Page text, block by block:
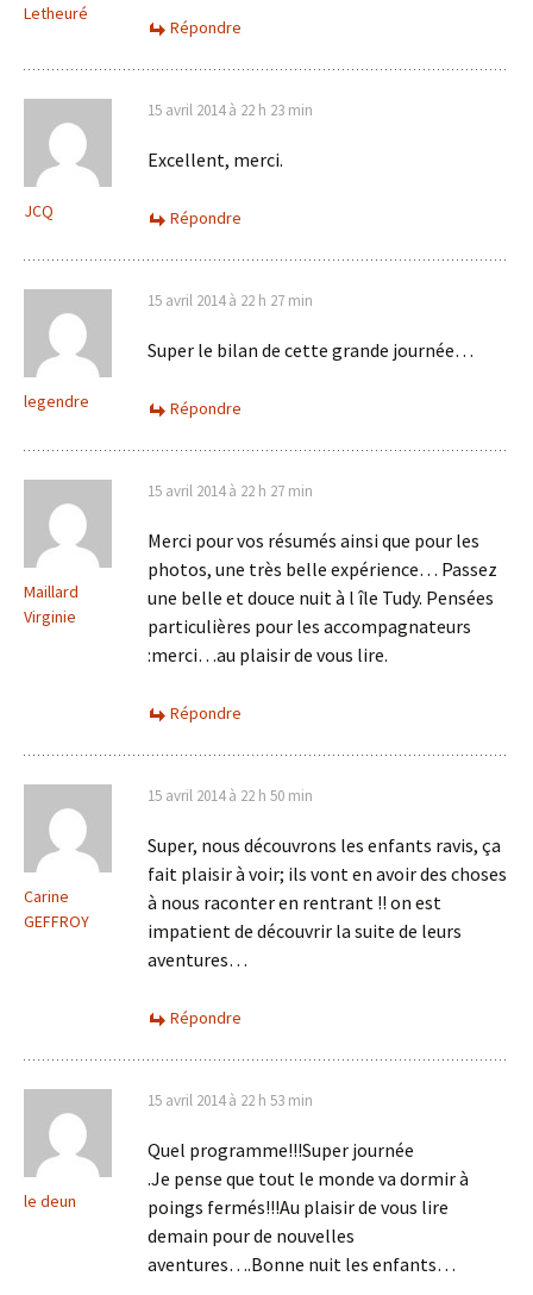
Letheuré
Répondre
JCQ
15 avril 2014 à 22 h 23 min
Excellent, merci.
Répondre
legendre
15 avril 2014 à 22 h 27 min
Super le bilan de cette grande journée…
Répondre
Maillard
Virginie
15 avril 2014 à 22 h 27 min
Merci pour vos résumés ainsi que pour les
photos, une très belle expérience… Passez
une belle et douce nuit à l île Tudy. Pensées
particulières pour les accompagnateurs
:merci…au plaisir de vous lire.
Répondre
Carine
GEFFROY
15 avril 2014 à 22 h 50 min
Super, nous découvrons les enfants ravis, ça
fait plaisir à voir; ils vont en avoir des choses
à nous raconter en rentrant !! on est
impatient de découvrir la suite de leurs
aventures…
Répondre
le deun
15 avril 2014 à 22 h 53 min
Quel programme!!!Super journée
.Je pense que tout le monde va dormir à
poings fermés!!!Au plaisir de vous lire
demain pour de nouvelles
aventures….Bonne nuit les enfants…